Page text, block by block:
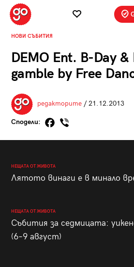
НОВИ СЪБИТИЯ
DEMO Ent. B-Day &
gamble by Free
редакторите/ 21.12.2013
Сподели:
НЕЩАТА ОТ ЖИВОТА
Лятото винаги е в минало
НЕЩАТА ОТ ЖИВОТА
Събития за седмицата:
(6–9 август)